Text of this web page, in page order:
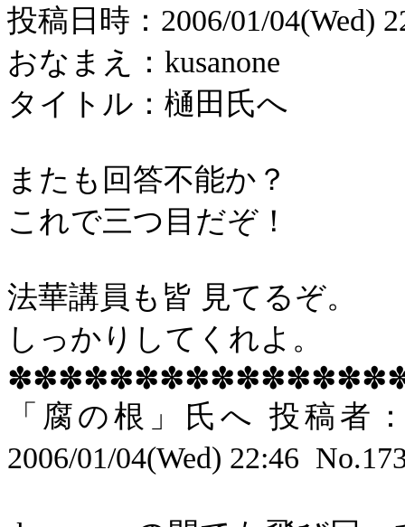
投稿 日時： 2006/01/04(Wed)
おなまえ： kusanone
タイトル：樋田氏へ
またも回答不能か？
これで三つ目だぞ！
法華講員も皆 見てるぞ。
しっかりしてくれよ。
「腐の根」氏へ 投稿者
2006/01/04(Wed) 22:46